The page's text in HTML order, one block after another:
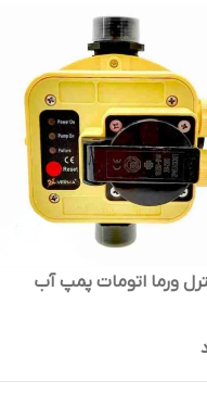
ورما اتومات پمپ آب